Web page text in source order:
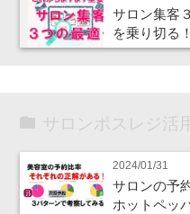
サロン集客
を乗り切る！
サロンポスレジ活
2024/01/31
サロンの予
ホットペッ